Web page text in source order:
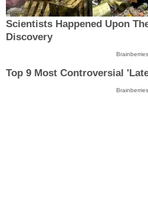
Scientists Happened Upon
Discovery
Brainberries
Top 9 Most Controversial
Brainberries